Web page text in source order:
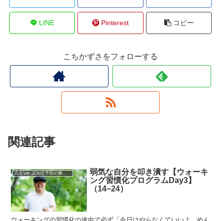
LINE Pinterest コピー
こちかずさをフォローする
関連記事
完全Ver.認知症予防の教科書
弱気な自分を叩き潰す【ウォーキ
ング習慣化プログラムDay3】
（14−24）